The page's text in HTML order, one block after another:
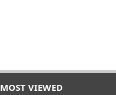
MOST VIEWED